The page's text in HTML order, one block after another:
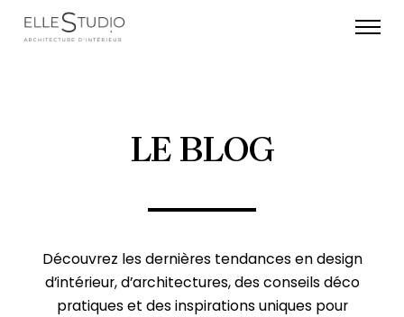
LE BLOG
Découvrez les dernières tendances en design
d’intérieur, d’architectures, des conseils déco
pratiques et des inspirations uniques pour